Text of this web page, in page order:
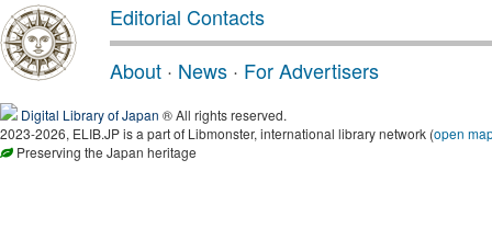
Editorial Contacts
About · News · For Advertisers
Digital Library of Japan ® All rights reserved.
2023-2026, ELIB.JP is a part of Libmonster, international library network (open
Preserving the Japan heritage